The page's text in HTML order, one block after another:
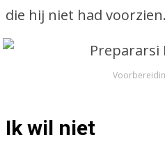
die hij niet had voorzien.
Ik wil niet